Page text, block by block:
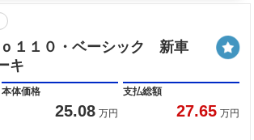
１１０・ベーシック 新車
キ
本体価格
25.08 万円
支払総額
27.65 万円